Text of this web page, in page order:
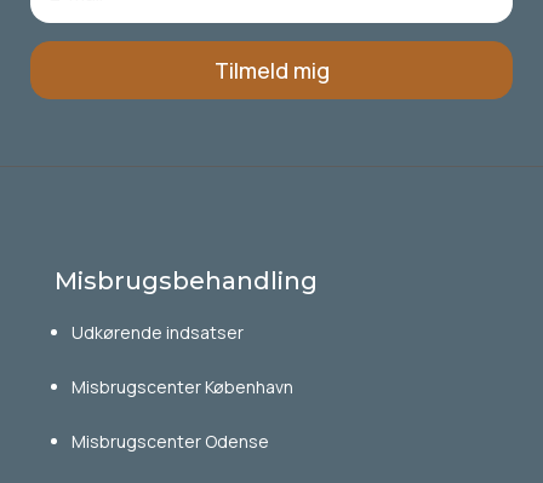
Tilmeld mig
Misbrugsbehandling
Udkørende indsatser
Misbrugscenter København
Misbrugscenter Odense